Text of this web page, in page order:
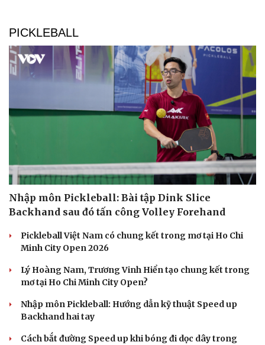
PICKLEBALL
Nhập môn Pickleball: Bài tập Dink Slice
Backhand sau đó tấn công Volley Forehand
Pickleball Việt Nam có chung kết trong mơ tại Ho Chi
Minh City Open 2026
Lý Hoàng Nam, Trương Vinh Hiển tạo chung kết trong
mơ tại Ho Chi Minh City Open?
Nhập môn Pickleball: Hướng dẫn kỹ thuật Speed up
Backhand hai tay
Cách bắt đường Speed up khi bóng đi dọc dây trong